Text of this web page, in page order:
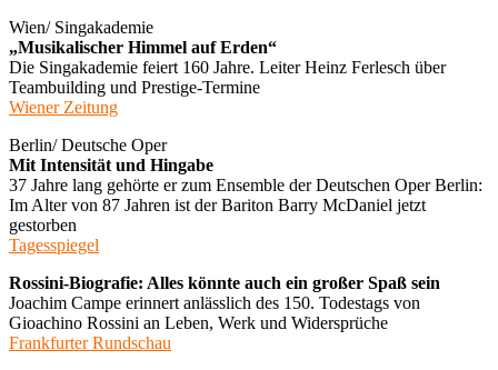
Wien/ Singakademie
„Musikalischer Himmel auf Erden“
Die Singakademie feiert 160 Jahre. Leiter Heinz Ferlesch über
Teambuilding und Prestige-Termine
Wiener Zeitung
Berlin/ Deutsche Oper
Mit Intensität und Hingabe
37 Jahre lang gehörte er zum Ensemble der Deutschen Oper Berlin:
Im Alter von 87 Jahren ist der Bariton Barry McDaniel jetzt
gestorben
Tagesspiegel
Rossini-Biografie: Alles könnte auch ein großer Spaß sein
Joachim Campe erinnert anlässlich des 150. Todestags von
Gioachino Rossini an Leben, Werk und Widersprüche
Frankfurter Rundschau